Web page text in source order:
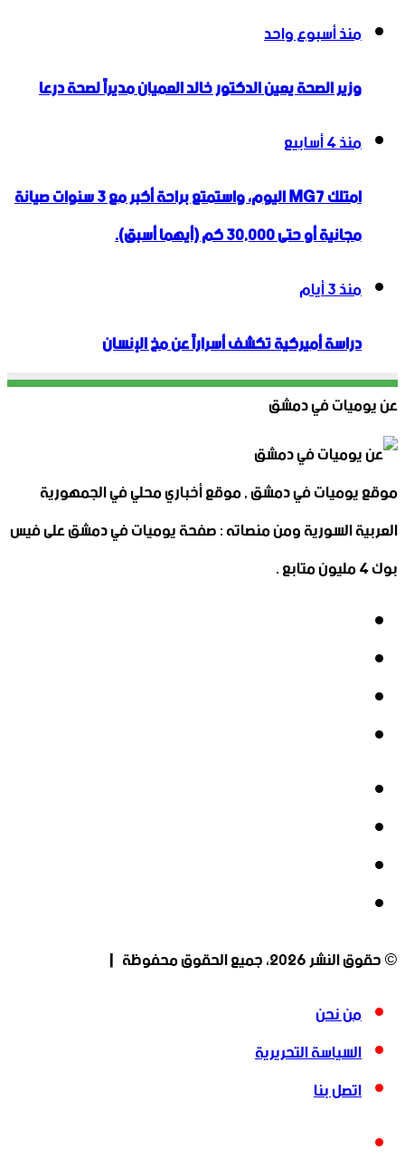
منذ أسبوع واحد
وزير الصحة يعين الدكتور خالد العميان مديراً لصحة درعا
منذ 4 أسابيع
امتلك MG7 اليوم، واستمتع براحة أكبر مع 3 سنوات صيانة
مجانية أو حتى 30,000 كم (أيهما أسبق).
منذ 3 أيام
دراسة أميركية تكشف أسراراً عن مخ الإنسان
عن يوميات في دمشق
موقع يوميات في دمشق , موقع أخباري محلي في الجمهورية
العربية السورية ومن منصاته : صفحة يوميات في دمشق على فيس
بوك 4 مليون متابع .
© حقوق النشر 2026، جميع الحقوق محفوظة |
من نحن
السياسة التحريرية
اتصل بنا